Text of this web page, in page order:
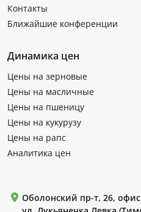
Контакты
Ближайшие конференции
Динамика цен
Цены на зерновые
Цены на масличные
Цены на пшеницу
Цены на кукурузу
Цены на рапс
Аналитика цен
Оболонский пр-т, 26,